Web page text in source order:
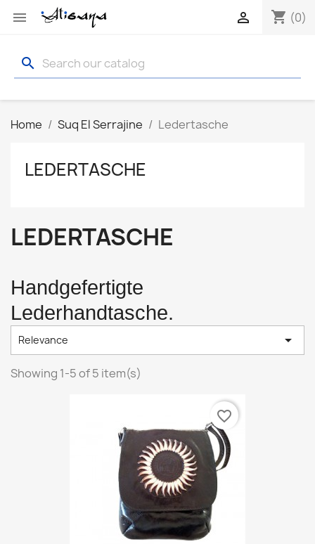
 shopping_cart (0)

search
Home Suq El Serrajine Ledertasche
LEDERTASCHE
LEDERTASCHE
Handgefertigte
Lederhandtasche.
Relevance 
Showing 1-5 of 5 item(s)
favorite_border